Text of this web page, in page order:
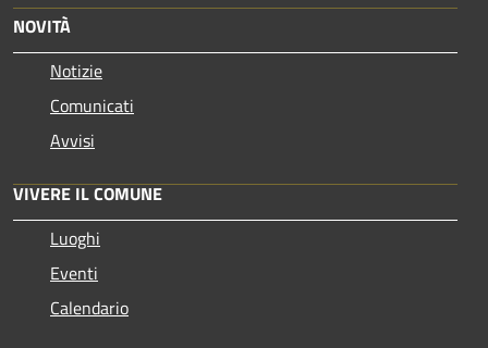
NOVITÀ
Notizie
Comunicati
Avvisi
VIVERE IL COMUNE
Luoghi
Eventi
Calendario